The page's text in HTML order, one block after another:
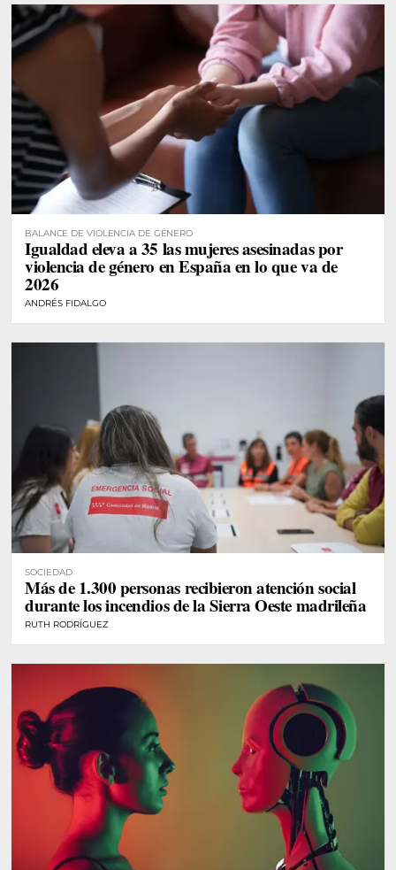
BALANCE DE VIOLENCIA DE GÉNERO
Igualdad eleva a 35 las mujeres asesinadas por
violencia de género en España en lo que va de
2026
ANDRÉS FIDALGO
SOCIEDAD
Más de 1.300 personas recibieron atención social
durante los incendios de la Sierra Oeste madrileña
RUTH RODRÍGUEZ